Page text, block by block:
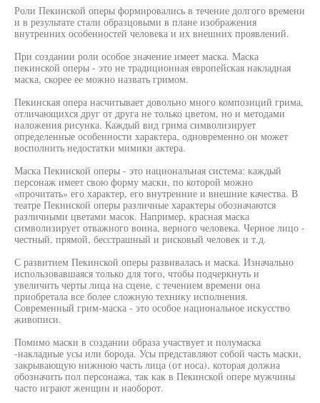
Роли Пекинской оперы формировались в течение долгого времени
и в результате стали образцовыми в плане изображения
внутренних особенностей человека и их внешних проявлений.
При создании роли особое значение имеет маска. Маска
пекинской оперы - это не традиционная европейская накладная
маска, скорее ее можно назвать гримом.
Пекинская опера насчитывает довольно много композиций грима,
отличающихся друг от друга не только цветом, но и методами
наложения рисунка. Каждый вид грима символизирует
определенные особенности характера, одновременно он может
восполнить недостатки мимики актера.
Маска Пекинской оперы - это национальная система: каждый
персонаж имеет свою форму маски, по которой можно
«прочитать» его характер, его внутренние и внешние качества. В
театре Пекинской оперы различные характеры обозначаются
различными цветами масок. Например, красная маска
символизирует отважного воина, верного человека. Черное лицо -
честный, прямой, бесстрашный и рисковый человек и т.д.
С развитием Пекинской оперы развивалась и маска. Изначально
использовавшаяся только для того, чтобы подчеркнуть и
увеличить черты лица на сцене, с течением времени она
приобретала все более сложную технику исполнения.
Современный грим-маска - это особое национальное искусство
живописи.
Помимо маски в создании образа участвует и полумаска
-накладные усы или борода. Усы представляют собой часть маски,
закрывающую нижнюю часть лица (от носа), которая должна
обозначить пол персонажа, так как в Пекинской опере мужчины
часто играют женщин и наоборот.